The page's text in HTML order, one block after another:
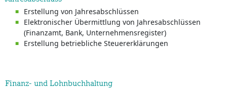
Erstellung von Jahresabschlüssen
Elektronischer Übermittlung von Jahresabschlüssen
(Finanzamt, Bank, Unternehmensregister)
Erstellung betriebliche Steuererklärungen
Finanz- und Lohnbuchhaltung